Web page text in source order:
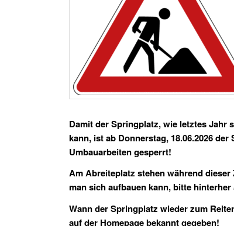
Damit der Springplatz, wie letztes Jahr
kann, ist ab Donnerstag, 18.06.2026
Umbauarbeiten gesperrt!
Am Abreiteplatz stehen während
man sich aufbauen kann, bitte
Wann der Springplatz wieder zum
auf der Homepage bekannt gegeben!